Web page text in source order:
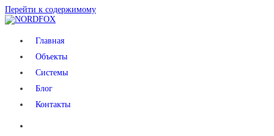
Перейти к содержимому
NORDFOXГлавная
Объекты
Системы
Блог
Контакты